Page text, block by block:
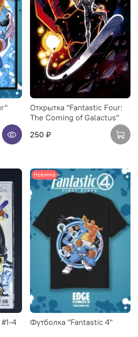
Открытка "Fantastic Four:
The Coming of Galactus"
250 ₽
4
Новинка
Футболка "Fantastic 4"